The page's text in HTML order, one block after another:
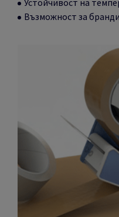
Устойчивост на
Възможност за